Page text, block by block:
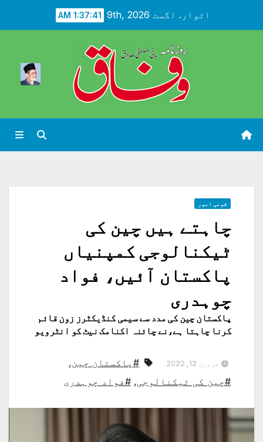
اتوار. اگست 9th, 2026 1:37:43 AM
قومی امور
چاہتے ہیں چین کی
ٹیکنالوجی کمپنیاں
پاکستان آئیں، فواد
چوہدری
پاکستان چین کی مدد سے سیمی کنڈیکٹرز زون قائم
کرنا چاہتا ہے،نے چائنہ اکنامک نیٹ کو انٹرویو
فروری 12, 2022 #پاکستان چین,
#چین کی ٹیکنالوجی, #فواد چوہدری